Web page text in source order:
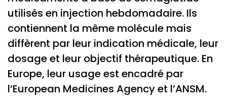
utilisés en injection hebdomadaire. Ils
contiennent la même molécule mais
diffèrent par leur indication médicale, leur
dosage et leur objectif thérapeutique. En
Europe, leur usage est encadré par
l’European Medicines Agency et l’ANSM.